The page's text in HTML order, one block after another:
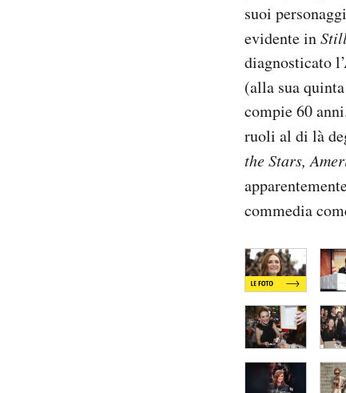
suoi
evidente in
diagnosticato
(alla sua
compie 60
ruoli al di là
the Stars,
commedia